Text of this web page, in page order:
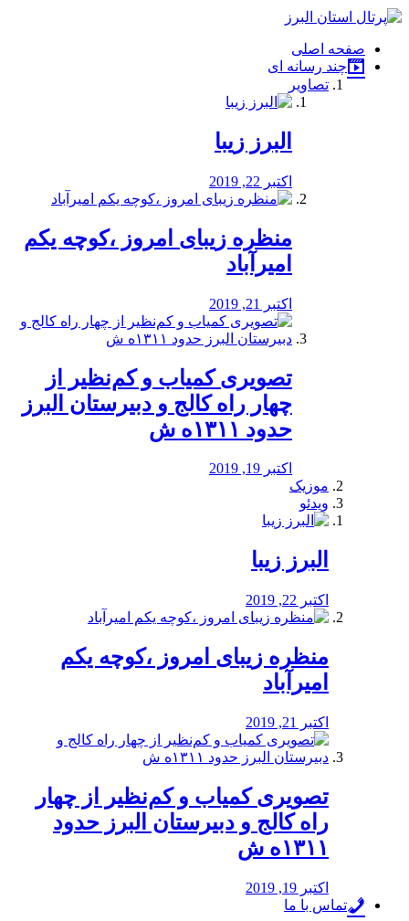
فصد
شرق
تهران
خشکشویی
صفحه اصلی
چند رسانه ای
تصاویر
البرز زیبا
اکتبر 22, 2019
منظره‌‌ زیبای امروز ،کوچه یکم
امیرآباد
اکتبر 21, 2019
️تصویری کمیاب و کم‌نظیر از
چهار راه كالج و دبيرستان البرز
حدود ۱۳۱۱ه ش
اکتبر 19, 2019
موزیک
ویدئو
البرز زیبا
اکتبر 22, 2019
منظره‌‌ زیبای امروز ،کوچه یکم
امیرآباد
اکتبر 21, 2019
️تصویری کمیاب و کم‌نظیر از چهار
راه كالج و دبيرستان البرز حدود
۱۳۱۱ه ش
اکتبر 19, 2019
تماس با ما